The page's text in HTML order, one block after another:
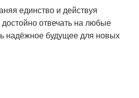
единство и действуя
отвечать на любые
надёжное будущее для новых